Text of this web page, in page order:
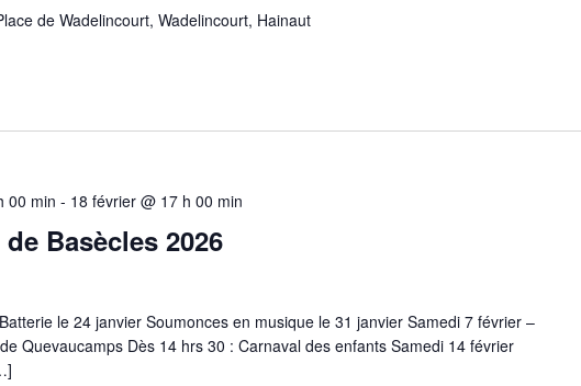
de Wadelincourt, Wadelincourt, Hainaut
00 min - 18 février @ 17 h 00 min
Basècles 2026
le 24 janvier Soumonces en musique le 31 janvier Samedi 7 février –
Quevaucamps Dès 14 hrs 30 : Carnaval des enfants Samedi 14 février